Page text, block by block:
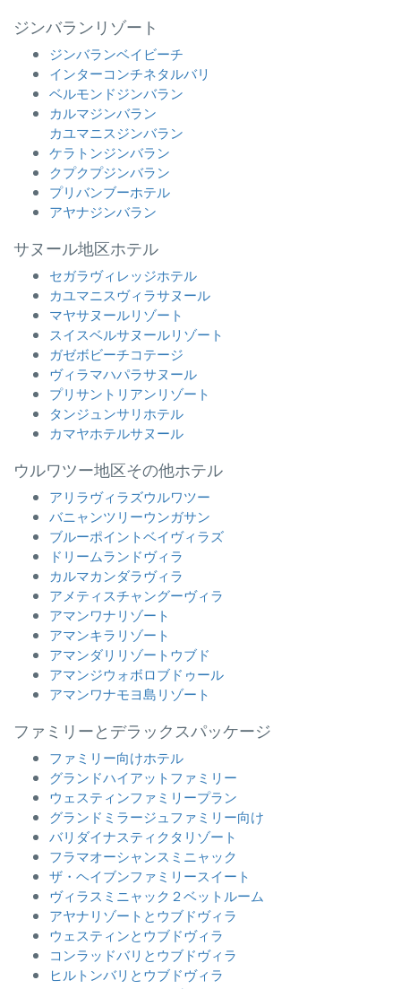
ジンバランリゾート
ジンバランベイビーチ
インターコンチネタルバリ
ベルモンドジンバラン
カルマジンバラン
カユマニスジンバラン
ケラトンジンバラン
クプクプジンバラン
プリバンブーホテル
アヤナジンバラン
サヌール地区ホテル
セガラヴィレッジホテル
カユマニスヴィラサヌール
マヤサヌールリゾート
スイスベルサヌールリゾート
ガゼボビーチコテージ
ヴィラマハパラサヌール
プリサントリアンリゾート
タンジュンサリホテル
カマヤホテルサヌール
ウルワツー地区その他ホテル
アリラヴィラズウルワツー
バニャンツリーウンガサン
ブルーポイントベイヴィラズ
ドリームランドヴィラ
カルマカンダラヴィラ
アメティスチャングーヴィラ
アマンワナリゾート
アマンキラリゾート
アマンダリリゾートウブド
アマンジウォボロブドゥール
アマンワナモヨ島リゾート
ファミリーとデラックスパッケージ
ファミリー向けホテル
グランドハイアットファミリー
ウェスティンファミリープラン
グランドミラージュファミリー向け
バリダイナスティクタリゾート
フラマオーシャンスミニャック
ザ・ヘイブンファミリースイート
ヴィラスミニャック２ベットルーム
アヤナリゾートとウブドヴィラ
ウェスティンとウブドヴィラ
コンラッドバリとウブドヴィラ
ヒルトンバリとウブドヴィラ